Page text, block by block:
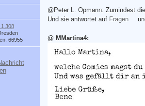
1 308
66955
@Peter L. Opmann: Zumindest
Und sie antwortet auf Fragen
@ MMartina4: